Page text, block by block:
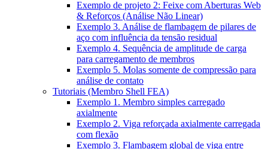
Exemplo de projeto 2: Feixe com Aberturas Web
& Reforços (Análise Não Linear)
Exemplo 3. Análise de flambagem de pilares de
aço com influência da tensão residual
Exemplo 4. Sequência de amplitude de carga
para carregamento de membros
Exemplo 5. Molas somente de compressão para
análise de contato
Tutoriais (Membro Shell FEA)
Exemplo 1. Membro simples carregado
axialmente
Exemplo 2. Viga reforçada axialmente carregada
com flexão
Exemplo 3. Flambagem global de viga entre